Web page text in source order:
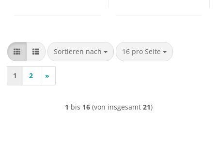
Sortieren nach
Sortieren nach 16 pro Seite
pro Seite
1 2 »
1 bis 16(von insgesamt 21)